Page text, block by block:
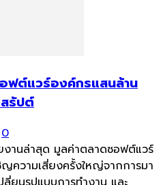
ฟต์แวร์องค์กรแสนล้าน
รัปต์
0
งานล่าสุด มูลค่าตลาดซอฟต์แวร์
ความเสี่ยงครั้งใหญ่จากการมา